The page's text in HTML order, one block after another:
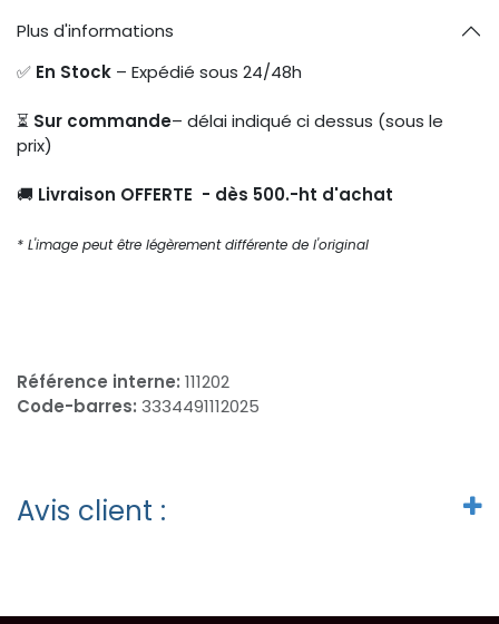
Plus d'informations
✅ En Stock – Expédié sous 24/48h
⏳ Sur commande– délai indiqué ci dessus (sous le
prix)
🚚 Livraison OFFERTE - dès 500.-ht d'achat
* L'image peut être légèrement différente de l'original
Référence interne: 111202
Code-barres: 3334491112025
Avis client :